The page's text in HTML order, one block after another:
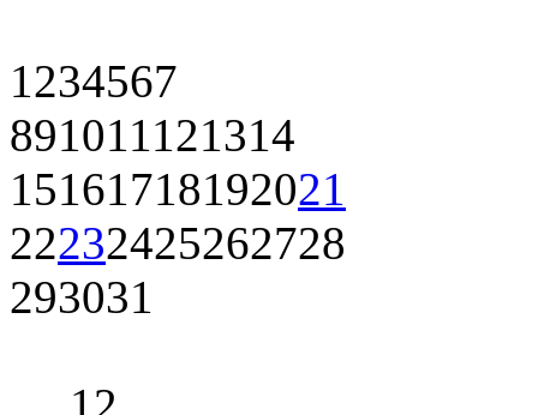
1234567
891011121314
15161718192021
22232425262728
293031
12